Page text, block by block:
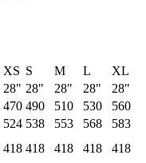
XS S M L
XL
28" 28" 28" 28"
28"
470 490 510 530
560
524 538 553 568
583
418 418 418 418
418